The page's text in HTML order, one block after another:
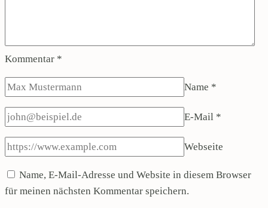
Kommentar *
Name *
E-Mail *
Webseite
Name, E-Mail-Adresse und Website in diesem Browser
für meinen nächsten Kommentar speichern.